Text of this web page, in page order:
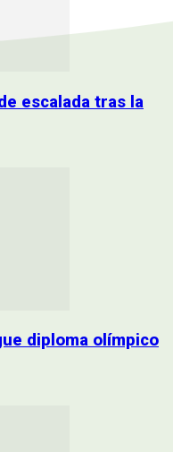
escalada tras la
diploma olímpico